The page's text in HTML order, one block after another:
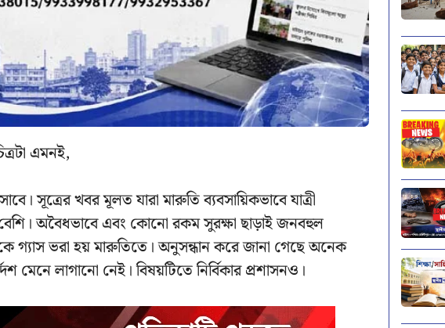
এমনই,
সূত্রের খবর মূলত যারা মারুতি ব্যবসায়িকভাবে যাত্রী
অবৈধভাবে এবং কোনো রকম সুরক্ষা ছাড়াই জনবহুল
গ্যাস ভরা হয় মারুতিতে। অনুসন্ধান করে জানা গেছে অনেক
মেনে লাগানো নেই। বিষয়টিতে নির্বিকার প্রশাসনও।